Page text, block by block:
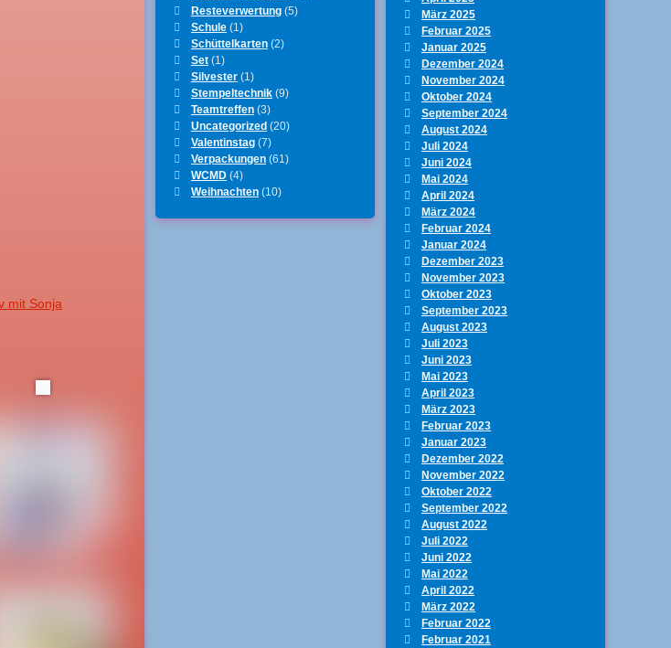
mit Sonja
Resteverwertung(5)
Schule(1)
Schüttelkarten(2)
Set(1)
Silvester(1)
Stempeltechnik(9)
Teamtreffen(3)
Uncategorized(20)
Valentinstag(7)
Verpackungen(61)
WCMD(4)
Weihnachten(10)
März 2025
Februar 2025
Januar 2025
Dezember 2024
November 2024
Oktober 2024
September 2024
August 2024
Juli 2024
Juni 2024
Mai 2024
April 2024
März 2024
Februar 2024
Januar 2024
Dezember 2023
November 2023
Oktober 2023
September 2023
August 2023
Juli 2023
Juni 2023
Mai 2023
April 2023
März 2023
Februar 2023
Januar 2023
Dezember 2022
November 2022
Oktober 2022
September 2022
August 2022
Juli 2022
Juni 2022
Mai 2022
April 2022
März 2022
Februar 2022
Februar 2021